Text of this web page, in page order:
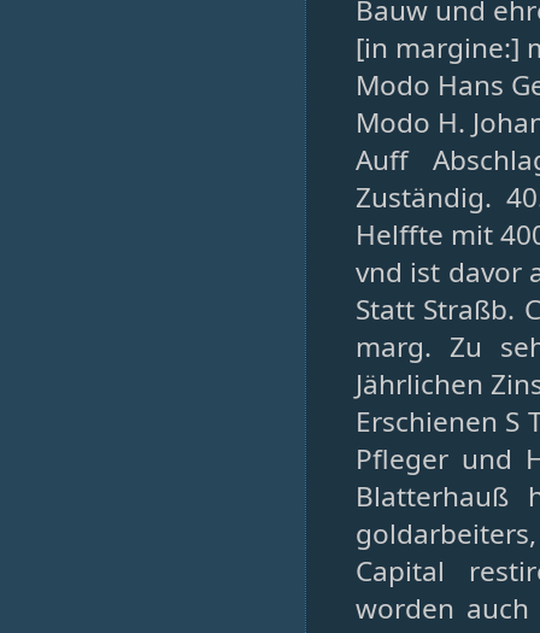
Bauw und
[in margine:]
Modo Hans
Modo H.
Auff
Zuständig.
Helffte mit
vnd ist davor
Statt Straßb.
marg. Zu
Jährlichen
Erschienen S
Pfleger und
Blatterhauß
Capital
worden